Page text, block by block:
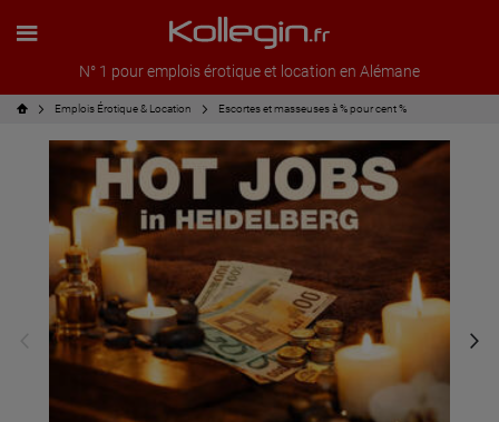
N° 1 pour emplois érotique et location en Alémane
Emplois Érotique & Location Escortes et masseuses à % pour cent %